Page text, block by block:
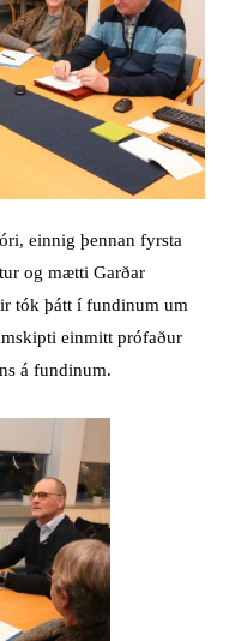
einnig þennan fyrsta
og mætti Garðar
tók þátt í fundinum um
einmitt prófaður
á fundinum.